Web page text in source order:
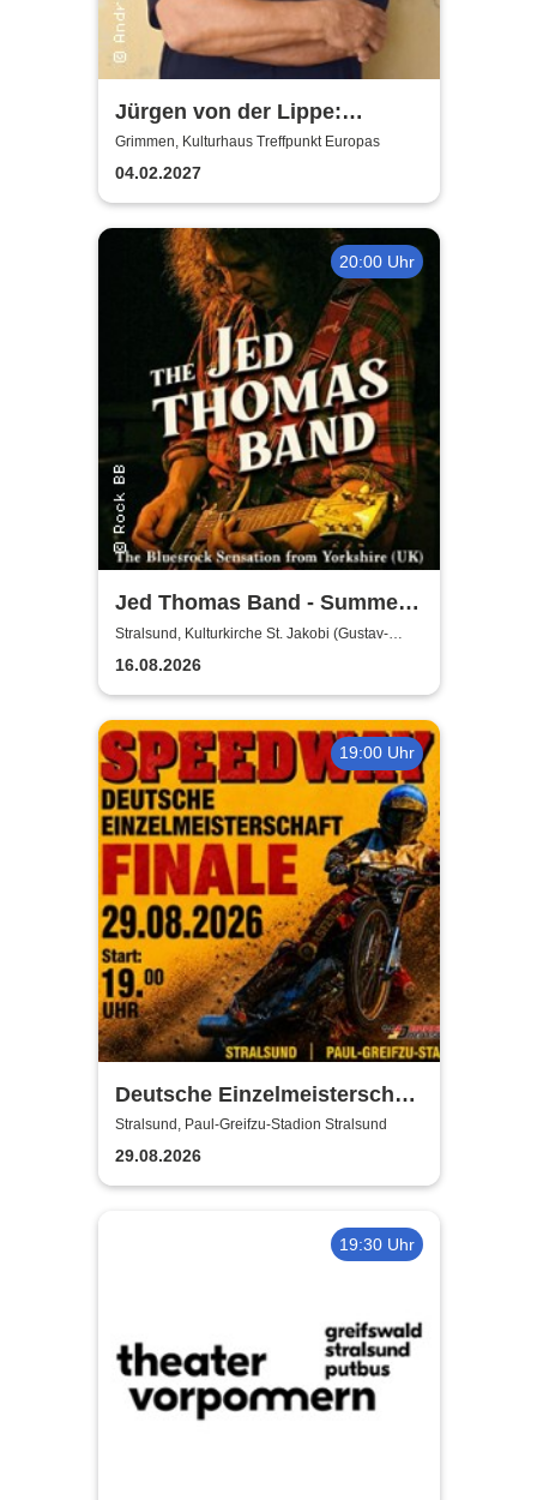
Jürgen von der Lippe:
Sextextsextett - Comedy-
Lesung
Grimmen, Kulturhaus Treffpunkt Europas
04.02.2027
20:00 Uhr
Jed Thomas Band - Summer
Tour 2026
Stralsund, Kulturkirche St. Jakobi (Gustav-
Adolf-Saal)
16.08.2026
19:00 Uhr
Deutsche Einzelmeisterschaft
Finale | MC Nordstern
Stralsund
Stralsund, Paul-Greifzu-Stadion Stralsund
29.08.2026
19:30 Uhr